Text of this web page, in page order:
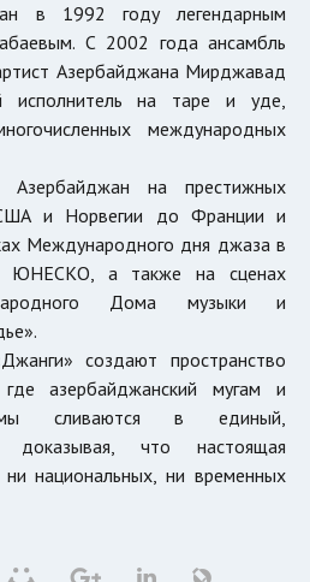
в 1992 году легендарным
С 2002 года ансамбль
Азербайджана Мирджавад
исполнитель на таре и уде,
международных
Азербайджан на престижных
и Норвегии до Франции и
Международного дня джаза в
ЮНЕСКО, а также на сценах
Дома музыки и
создают пространство
азербайджанский мугам и
сливаются в единый,
доказывая, что настоящая
национальных, ни временных